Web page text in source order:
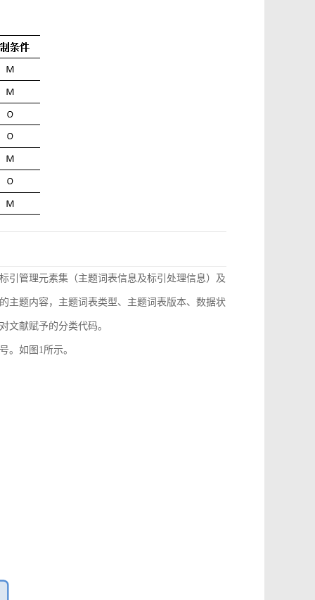
引管理元素集（主题词表信息及标引处理信息）及
主题内容，主题词表类型、主题词表版本、数据状
文献赋予的分类代码。
。如图1所示。